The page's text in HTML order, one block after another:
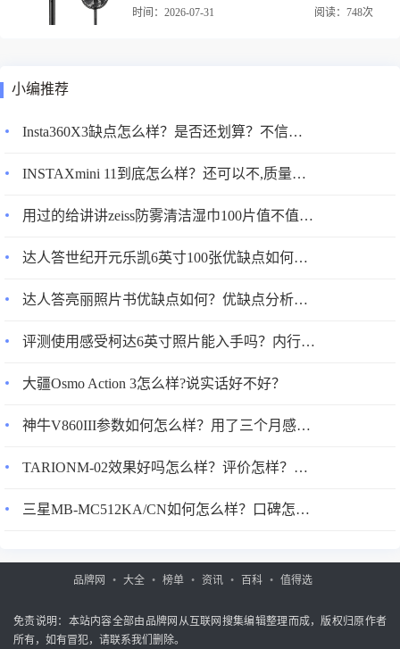
三角架轻便、强度高、防震耐腐蚀、冷热适应性强。冬天金
度、高模量纤维的新型纤维材料。它是由片状石墨微晶等有
到的微晶石墨材料。碳纤维“外柔内刚”，质量比金属铝轻，
但强度却高于钢铁，并且具有耐腐蚀、高模量的特性，在国
其实这个主要是看其结构设计。材质上碳纤维的形变弹性略
好，轻是一方面，强度才是根本。所以，碳三脚架主要的好
好），拍照时稳定性好；2、碳纤维三脚架，耐化学溶剂强，
化；热膨胀系数小，热稳定性好。4、碳纤维三脚架，强度
果只是看参数,可能看不出什么来,但是只要亲自拎一拎,就能
感觉出来其中的差异了。碳纤维的架子
时间：2026-07-31 阅读：748次
小编推荐
Insta360X3缺点怎么样？是否还划算？不信你看下吧！
INSTAXmini 11到底怎么样？还可以不,质量真的好？
用过的给讲讲zeiss防雾清洁湿巾100片值不值的买，千万不要被表面评价给骗了？
达人答世纪开元乐凯6英寸100张优缺点如何？优缺点分析参考！
达人答亮丽照片书优缺点如何？优缺点分析参考！
评测使用感受柯达6英寸照片能入手吗？内行良心评测？
大疆Osmo Action 3怎么样?说实话好不好？
神牛V860III参数如何怎么样？用了三个月感受告知！
TARIONM-02效果好吗怎么样？评价怎样？揭秘优缺点！
三星MB-MC512KA/CN如何怎么样？口碑怎样？入手超值的吗？
品牌网 大全 榜单 资讯 百科 值得选
免责说明：本站内容全部由品牌网从互联网搜集编辑整理而成，版权归原作者
所有，如有冒犯，请联系我们删除。